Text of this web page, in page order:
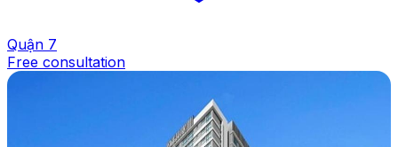
Quận 7
Free consultation